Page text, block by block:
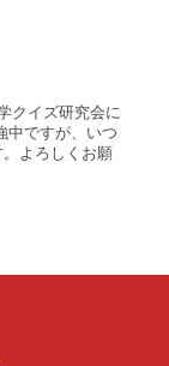
クイズ研究会に
中ですが、いつ
よろしくお願